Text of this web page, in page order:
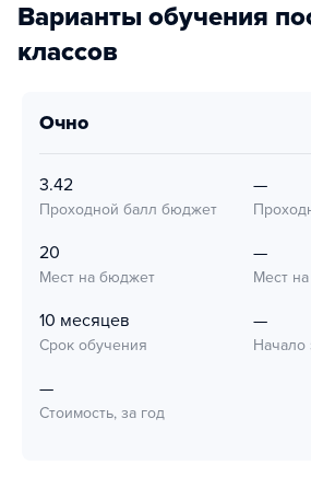
Варианты обучения
классов
очно
3.42
Проходной балл бюджет
—
20
Мест на бюджет
—
Мест
10 месяцев
Срок обучения
—
Начало
—
Стоимость, за год